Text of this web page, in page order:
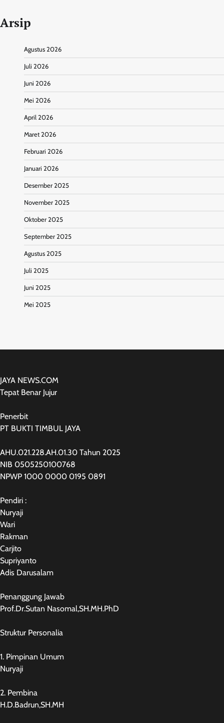
Arsip
Agustus 2026
Juli 2026
Juni 2026
Mei 2026
April 2026
Maret 2026
Februari 2026
Januari 2026
Desember 2025
November 2025
Oktober 2025
September 2025
Agustus 2025
Juli 2025
Juni 2025
Mei 2025
JAYA NEWS.COM
Tepat Benar Jujur
Penerbit
PT BUKTI TIMBUL JAYA
AHU.021.228.AH.01.30 Tahun 2025
NIB 0505250100768
NPWP 1000 0000 0195 0891
Pendiri :
Nuryaji
Wari
Rakman
Carjito
Supriyanto
Adis Darusalam
Penanggung Jawab
Prof.Dr.Sutan Nasomal,SH.MH.PhD
Struktur Personalia
1. Pimpinan Umum
Nuryaji
2. Pembina
H.D.Badrun,SH.MH